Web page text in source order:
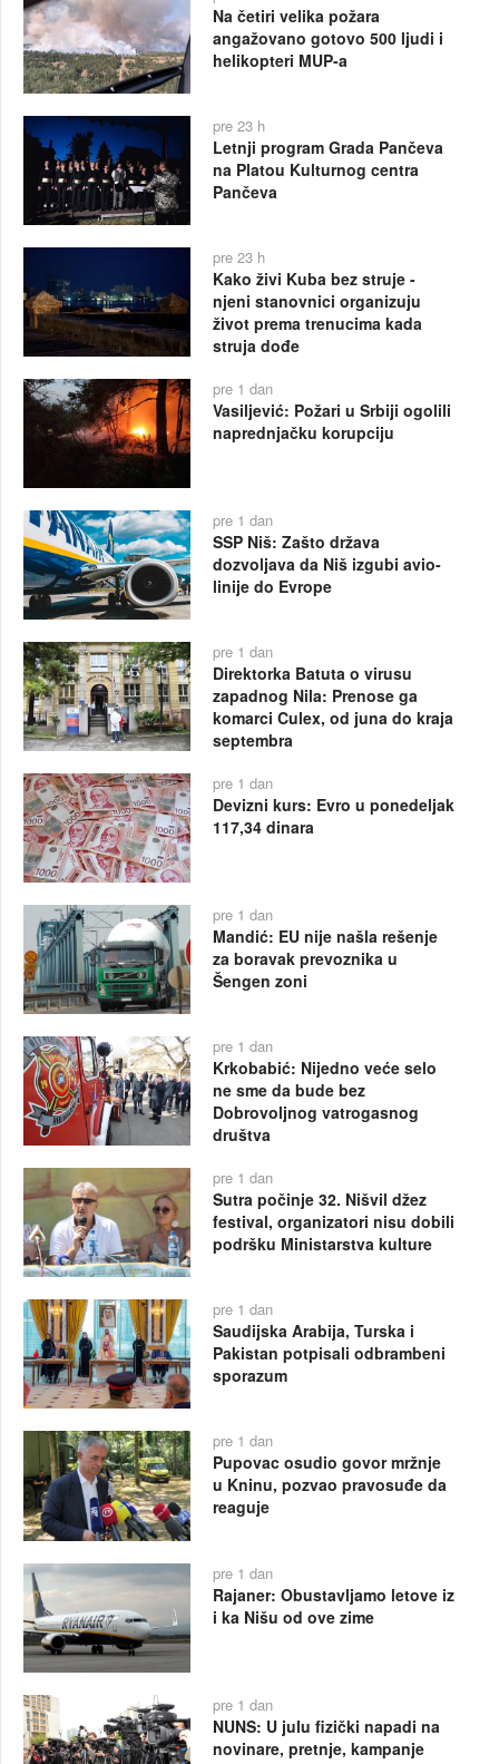
Na četiri velika požara
angažovano gotovo 500 ljudi i
helikopteri MUP-a
pre 23 h
Letnji program Grada Pančeva
na Platou Kulturnog centra
Pančeva
pre 23 h
Kako živi Kuba bez struje -
njeni stanovnici organizuju
život prema trenucima kada
struja dođe
pre 1 dan
Vasiljević: Požari u Srbiji ogolili
naprednjačku korupciju
pre 1 dan
SSP Niš: Zašto država
dozvoljava da Niš izgubi avio-
linije do Evrope
pre 1 dan
Direktorka Batuta o virusu
zapadnog Nila: Prenose ga
komarci Culex, od juna do kraja
septembra
pre 1 dan
Devizni kurs: Evro u ponedeljak
117,34 dinara
pre 1 dan
Mandić: EU nije našla rešenje
za boravak prevoznika u
Šengen zoni
pre 1 dan
Krkobabić: Nijedno veće selo
ne sme da bude bez
Dobrovoljnog vatrogasnog
društva
pre 1 dan
Sutra počinje 32. Nišvil džez
festival, organizatori nisu dobili
podršku Ministarstva kulture
pre 1 dan
Saudijska Arabija, Turska i
Pakistan potpisali odbrambeni
sporazum
pre 1 dan
Pupovac osudio govor mržnje
u Kninu, pozvao pravosuđe da
reaguje
pre 1 dan
Rajaner: Obustavljamo letove iz
i ka Nišu od ove zime
pre 1 dan
NUNS: U julu fizički napadi na
novinare, pretnje, kampanje